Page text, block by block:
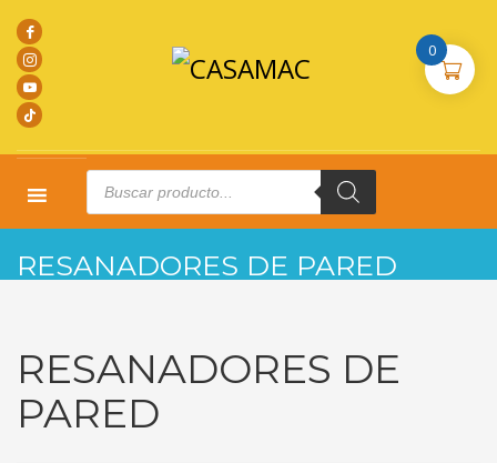
Products
search
RESANADORES DE PARED
RESANADORES DE
PARED
0